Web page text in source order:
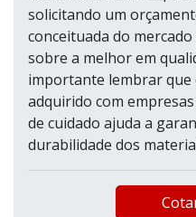
solicitando um
conceituada do
sobre a melhor em
importante lembrar
adquirido com
de cuidado ajuda a
durabilidade dos